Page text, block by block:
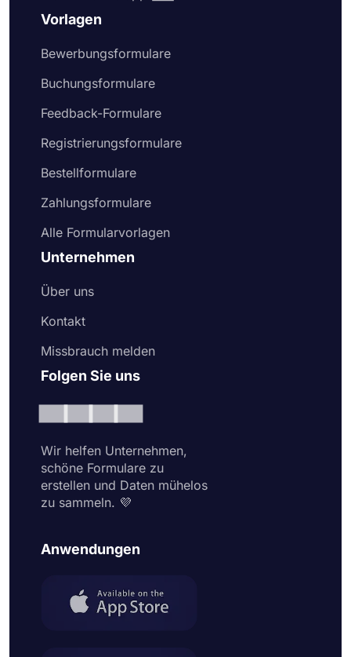
Vorlagen
Bewerbungsformulare
Buchungsformulare
Feedback-Formulare
Registrierungsformulare
Bestellformulare
Zahlungsformulare
Alle Formularvorlagen
Unternehmen
Über uns
Kontakt
Missbrauch melden
Folgen Sie uns
Wir helfen Unternehmen,
schöne Formulare zu
erstellen und Daten mühelos
zu sammeln. 💜
Anwendungen